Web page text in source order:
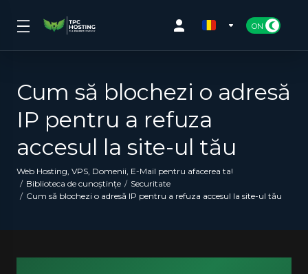
Cum să blochezi o adresă
IP pentru a refuza
accesul la site-ul tău
Web Hosting, VPS, Domenii, E-Mail pentru afacerea ta!
Biblioteca de cunoștințe
Securitate
Cum să blochezi o adresă IP pentru a refuza accesul la site-ul tău